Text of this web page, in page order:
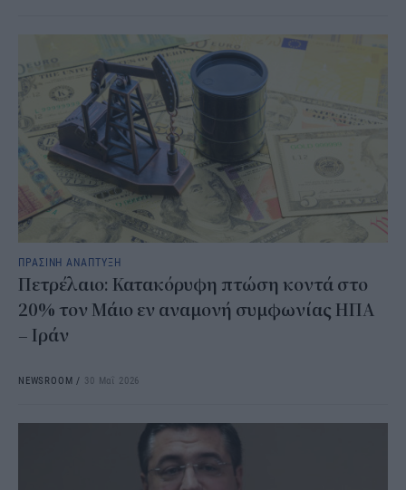
ΠΡΑΣΙΝΗ ΑΝΑΠΤΥΞΗ
Πετρέλαιο: Κατακόρυφη πτώση κοντά στο
20% τον Μάιο εν αναμονή συμφωνίας ΗΠΑ
– Ιράν
NEWSROOM / 30 Μαΐ 2026